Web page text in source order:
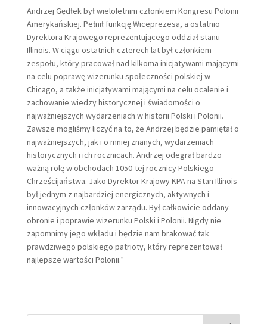
Andrzej Gędłek był wieloletnim członkiem Kongresu Polonii
Amerykańskiej. Pełnił funkcję Wiceprezesa, a ostatnio
Dyrektora Krajowego reprezentującego oddział stanu
Illinois. W ciągu ostatnich czterech lat był członkiem
zespołu, który pracował nad kilkoma inicjatywami mającymi
na celu poprawę wizerunku społeczności polskiej w
Chicago, a także inicjatywami mającymi na celu ocalenie i
zachowanie wiedzy historycznej i świadomości o
najważniejszych wydarzeniach w historii Polski i Polonii.
Zawsze mogliśmy liczyć na to, że Andrzej będzie pamiętał o
najważniejszych, jak i o mniej znanych, wydarzeniach
historycznych i ich rocznicach. Andrzej odegrał bardzo
ważną rolę w obchodach 1050-tej rocznicy Polskiego
Chrześcijaństwa. Jako Dyrektor Krajowy KPA na Stan Illinois
był jednym z najbardziej energicznych, aktywnych i
innowacyjnych członków zarządu. Był całkowicie oddany
obronie i poprawie wizerunku Polski i Polonii. Nigdy nie
zapomnimy jego wkładu i będzie nam brakować tak
prawdziwego polskiego patrioty, który reprezentował
najlepsze wartości Polonii.”